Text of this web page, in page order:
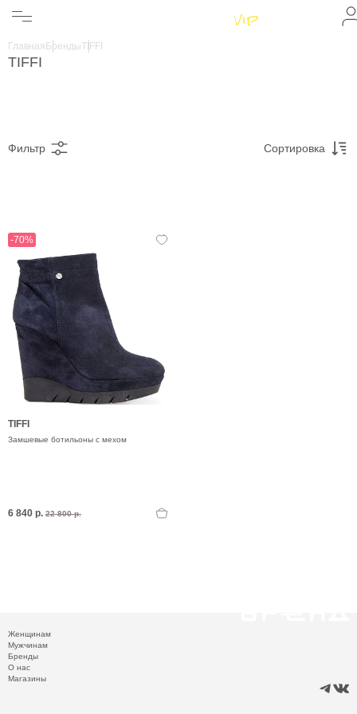
Главная БрендыTIFFI
TIFFI
Фильтр Сортировка
-70%
TIFFI
Замшевые ботильоны с мехом
6 840 р. 22 800 р.
Женщинам
Мужчинам
Бренды
О нас
Магазины